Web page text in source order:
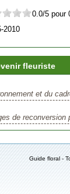
0.0/5 pour
2010
fleuriste
et du
de
Guide floral -